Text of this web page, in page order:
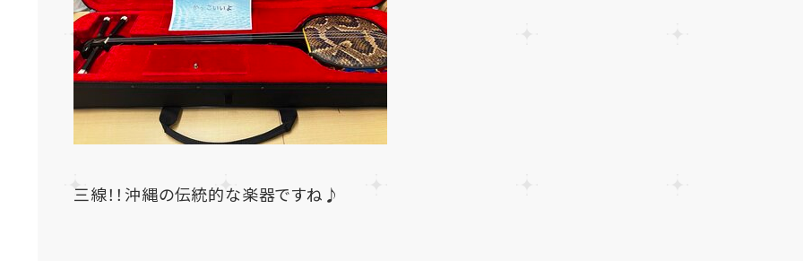
三線！！沖縄の伝統的な楽器ですね♪